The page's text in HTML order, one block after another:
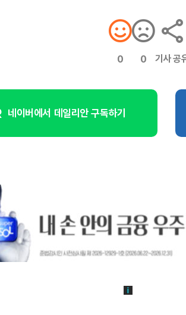
0 0 기사 공
네이버에서 데일리안 구독하기